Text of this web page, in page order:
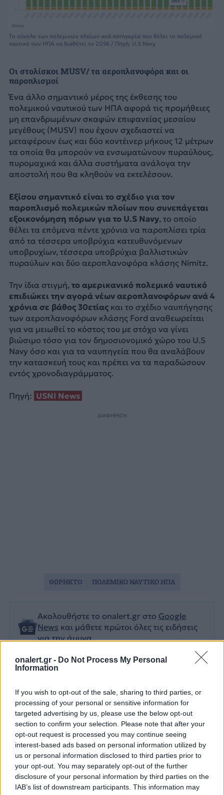
onalert.gr - Do Not Process My Personal
Information
If you wish to opt-out of the sale, sharing to third parties, or
processing of your personal or sensitive information for
targeted advertising by us, please use the below opt-out
section to confirm your selection. Please note that after your
opt-out request is processed you may continue seeing
interest-based ads based on personal information utilized by
us or personal information disclosed to third parties prior to
your opt-out. You may separately opt-out of the further
disclosure of your personal information by third parties on the
IAB’s list of downstream participants. This information may
Διάβασε επίσης
Tο σύνολο των πολεμικών πλοίων ανά κατηγορία που θέλει το πολεμικό
ναυτικό των ΗΠΑ να διαθέτει το 2056 / Πηγή: U.S Navy
Οι στολίσκοι MUSV/ τα αεροπλανοφόρα και οι
παροπλισμοί
Ένα άλλο σημαντικό μέρος της έκθεσης του
πολεμικού ναυτικού των ΗΠΑ αφορά τις προμήθειες
μη επανδρωμένων σκαφών επιφανείας μεσαίου
μεγέθους (MUSV) που έχουν σχεδιαστεί να
μεταφέρουν έως και δύο κοντέινερ μήκους 12 μέτρων
τα οποία θα μπορούν να ενσωματώνουν πυραύλους,
πυρομαχικά και άλλα συστήματα ανάλογα την
αποστολή που θα κληθούν να εκτελέσουν.
Εξίσου σημαντικό είναι το σχέδιο για τον
παροπλισμό πολεμικών πλοίων που συνεπάγεται
εξοικονόμηση πόρων για το U.S Navy, το οποίο
θέλει τα επόμενα πέντε χρόνια να παροπλίσει τρία
από τα τέσσερα υποβρύχια κατευθυνόμενων
υποβρυχίων, τέσσερα υποβρύχια βαλλιστικών
πυραύλων και δύο αεροπλανοφόρα κλάσης Nimitz.
Την ίδια στιγμή, το αμερικανικό πολεμικό ναυτικό
επιδιώκει την αγορά νέων αεροπλανοφόρων ανά 4
χρόνια σε βάθος 30ετίαςκαι το σχέδιο ναυπήγησης
των αεροπλανοφόρων κλάσης Ford αναθεωρείται
για να μειωθεί το κόστος του με στόχο να γίνει
βιώσιμο τόσο για τον δημοσιονομικό χώρο του U.S
Navy όσο και για τα ναυπηγεία που θα αναλάβουν
την κατασκευή τους και πρέπει να τα παραδώσουν
εντός χρονοδιαγράμματος.
Πηγή: USNI News
ΔΙΑΦΗΜΙΣΗ
Ακολουθήστε το onalert.gr στο Google
News και μάθετε πρώτοι όλες τις ειδήσεις
για την άμυνα.
ΘΩΡΗΚΤΟ ΠΟΛΕΜΙΚΟ ΝΑΥΤΙΚΟ ΗΠΑ